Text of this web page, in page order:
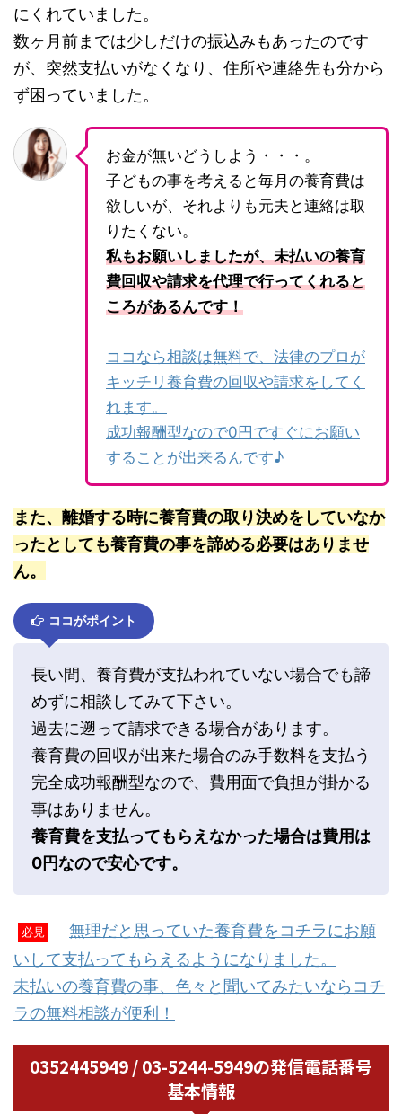
にくれていました。
数ヶ月前までは少しだけの振込みもあったのです
が、突然支払いがなくなり、住所や連絡先も分から
ず困っていました。
お金が無いどうしよう・・・。
子どもの事を考えると毎月の養育費は
欲しいが、それよりも元夫と連絡は取
りたくない。
私もお願いしましたが、未払いの養育
費回収や請求を代理で行ってくれると
ころがあるんです！
ココなら相談は無料で、法律のプロが
キッチリ養育費の回収や請求をしてく
れます。
成功報酬型なので0円ですぐにお願い
することが出来るんです♪
また、離婚する時に養育費の取り決めをしていなか
ったとしても養育費の事を諦める必要はありませ
ん。
ココがポイント
長い間、養育費が支払われていない場合でも諦
めずに相談してみて下さい。
過去に遡って請求できる場合があります。
養育費の回収が出来た場合のみ手数料を支払う
完全成功報酬型なので、費用面で負担が掛かる
事はありません。
養育費を支払ってもらえなかった場合は費用は
0円なので安心です。
必見
無理だと思っていた養育費をコチラにお願
いして支払ってもらえるようになりました。
未払いの養育費の事、色々と聞いてみたいならコチ
ラの無料相談が便利！
0352445949 / 03-5244-5949の発信電話番号
基本情報